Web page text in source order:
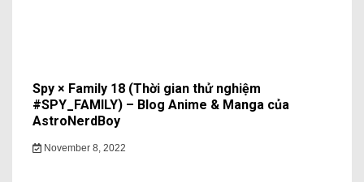
Spy × Family 18 (Thời gian thử nghiệm
#SPY_FAMILY) – Blog Anime & Manga của
AstroNerdBoy
November 8, 2022